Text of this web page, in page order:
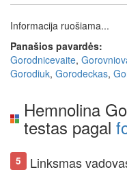
Informacija ruošiama...
Panašios pavardės:
Gorodnicevaite,
Gorodiuk, Gorodeckas,
Hemnolina
testas pagal
5 Linksmas